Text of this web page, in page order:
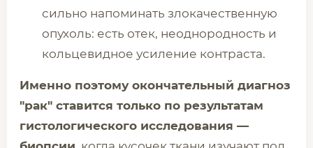
сильно напоминать злокачественную
опухоль: есть отек, неоднородность и
кольцевидное усиление контраста.
Именно поэтому окончательный диагноз
"рак" ставится только по результатам
гистологического исследования —